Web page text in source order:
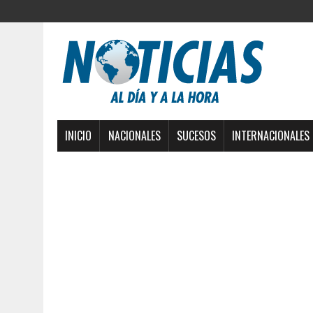
INICIO NACIONALES SUCESOS INTERNACIONALES